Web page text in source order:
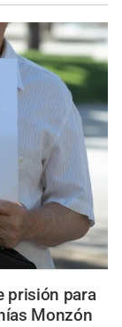
prisión para
Monzón